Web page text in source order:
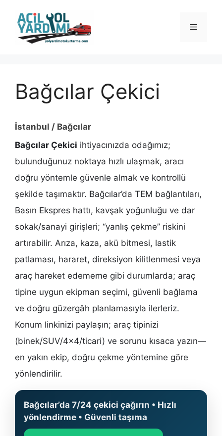
Menü
Bağcılar Çekici
İstanbul / Bağcılar
Bağcılar Çekici ihtiyacınızda odağımız;
bulunduğunuz noktaya hızlı ulaşmak, aracı
doğru yöntemle güvenle almak ve kontrollü
şekilde taşımaktır. Bağcılar’da TEM bağlantıları,
Basın Ekspres hattı, kavşak yoğunluğu ve dar
sokak/sanayi girişleri; “yanlış çekme” riskini
artırabilir. Arıza, kaza, akü bitmesi, lastik
patlaması, hararet, direksiyon kilitlenmesi veya
araç hareket edememe gibi durumlarda; araç
tipine uygun ekipman seçimi, güvenli bağlama
ve doğru güzergâh planlamasıyla ilerleriz.
Konum linkinizi paylaşın; araç tipinizi
(binek/SUV/4×4/ticari) ve sorunu kısaca yazın—
en yakın ekip, doğru çekme yöntemine göre
yönlendirilir.
Bağcılar’da 7/24 çekici çağırın • Hızlı
yönlendirme • Güvenli taşıma